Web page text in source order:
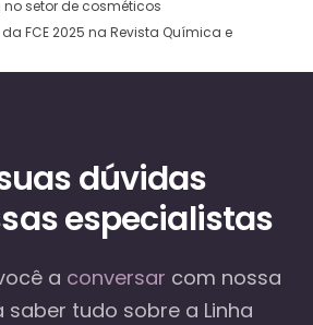
setor de cosméticos
FCE 2025 na Revista Química e
dúvidas
especialistas
a conversar com nossa
tudo sobre a Linha